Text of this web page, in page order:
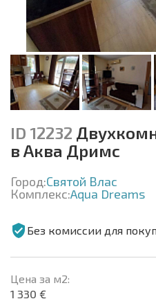
ID 12232
в Аква Дримс
Город:Святой Влас
Комплекс:Aqua Dreams
Без комиссии для
Цена за м2:
1 330 €